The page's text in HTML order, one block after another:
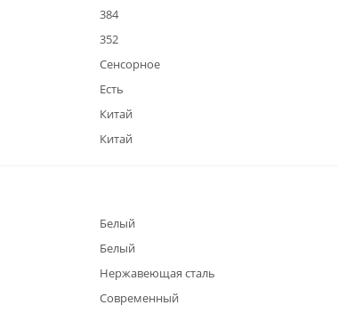
384
352
Сенсорное
Есть
Китай
Китай
Белый
Белый
Нержавеющая сталь
Современный